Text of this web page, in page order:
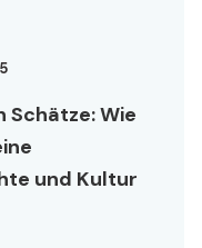
Schätze: Wie
und Kultur